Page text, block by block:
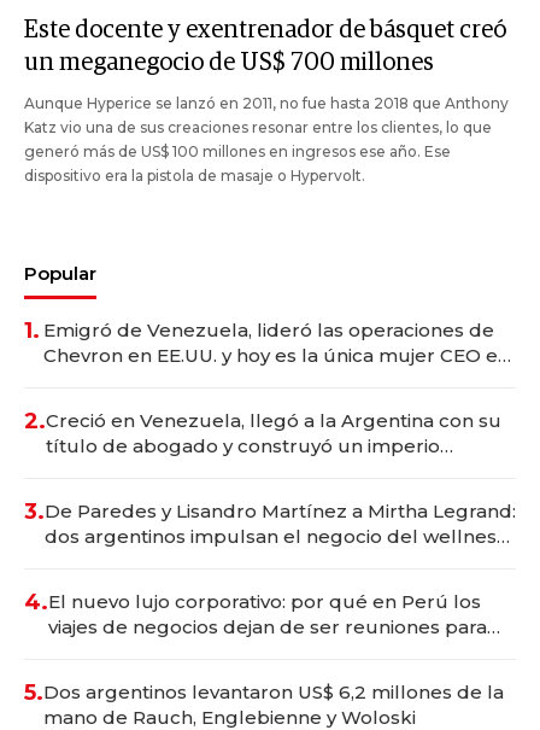
Este docente y exentrenador de básquet creó
un meganegocio de US$ 700 millones
Aunque Hyperice se lanzó en 2011, no fue hasta 2018 que Anthony
Katz vio una de sus creaciones resonar entre los clientes, lo que
generó más de US$ 100 millones en ingresos ese año. Ese
dispositivo era la pistola de masaje o Hypervolt.
Popular
1. Emigró de Venezuela, lideró las operaciones de
Chevron en EE.UU. y hoy es la única mujer CEO en
2.Creció en Venezuela, llegó a la Argentina con su
título de abogado y construyó un imperio
3.De Paredes y Lisandro Martínez a Mirtha Legrand:
dos argentinos impulsan el negocio del wellness
4.El nuevo lujo corporativo: por qué en Perú los
viajes de negocios dejan de ser reuniones para
5.Dos argentinos levantaron US$ 6,2 millones de la
mano de Rauch, Englebienne y Woloski